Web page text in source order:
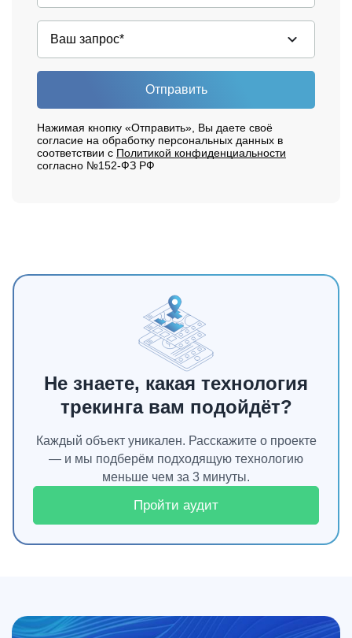
Отправить
Нажимая кнопку «Отправить», Вы даете своё
согласие на обработку персональных данных в
соответствии с Политикой конфиденциальности
согласно №152-ФЗ РФ
Не знаете, какая технология
трекинга вам подойдёт?
Каждый объект уникален. Расскажите о проекте
— и мы подберём подходящую технологию
меньше чем за 3 минуты.
Пройти аудит